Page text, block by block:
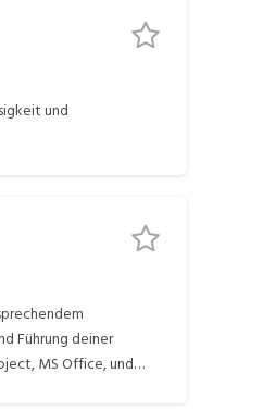
und
Führung deiner
MS Office, und